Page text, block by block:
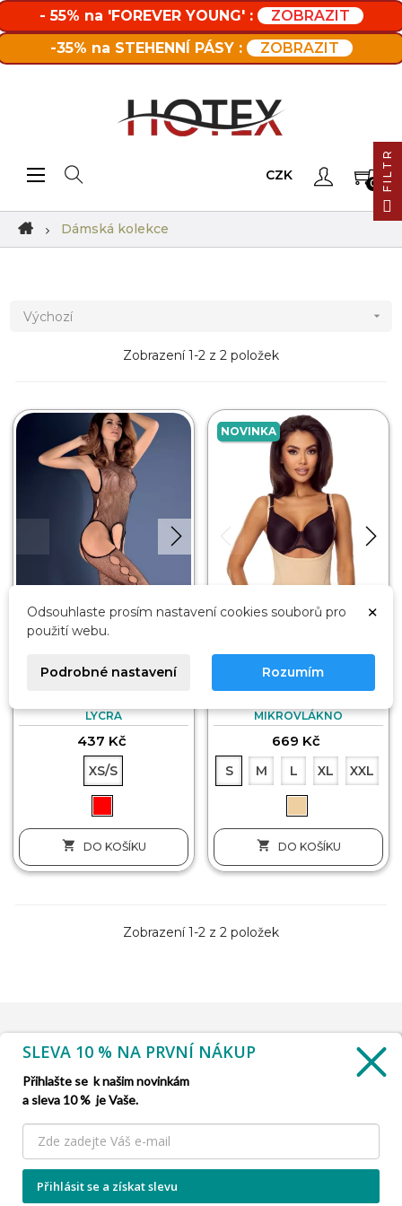
- 55% na 'FOREVER YOUNG' :
ZOBRAZIT
-35% na STEHENNÍ PÁSY :
ZOBRAZIT
Toggle navigation
☰ CZK
0
Dámská kolekce
Výchozí 
Zobrazení 1-2 z 2 položek
Bodystocking erotic
LYCRA
437 Kč
XS/S
 DO KOŠÍKU
NOVINKA
Dámské body stahovací
Nita 7006 LAPINEE
MIKROVLÁKNO
669 Kč
S M L XL XXL
 DO KOŠÍKU
Zobrazení 1-2 z 2 položek
INFORMACE 
SLUŽBA ZÁKAZNÍKŮM
NAŠE NABÍDKY
INFORMACE O FIRMĚ
×
Odsouhlaste prosím nastavení cookies souborů pro
použití webu.
Podrobné nastavení Rozumím
FILTR
SLEVA 10 % NA PRVNÍ NÁKUP
Přihlašte se k našim novinkám
a sleva 10 % je Vaše.
Přihlásit se a získat slevu